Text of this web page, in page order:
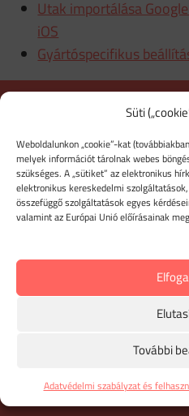
Süti
Weboldalunkon „cookie”-kat
melyek információt tárolnak webes
szükséges. A „sütiket” az elektronikus
elektronikus kereskedelmi
összefüggő szolgáltatások egyes
valamint az Európai Unió előírásainak
További
Adatvédelmi szabályzat és
Utak importálása
iOS
Gyártóspecifikus
MOBILON
Egészítsd ki online
és Android mobil
manuálisan vagy
címeket, az útjaidat,
is.
ONLINE
PROGRAM